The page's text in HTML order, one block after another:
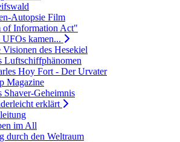
Autopsie Film
of Information Act"
kamen...
Visionen des Hesekiel
Luftschiffphänomen
Hoy Fort - Der Urvater
Magazine
Shaver-Geheimnis
erklärt
im All
durch den Weltraum